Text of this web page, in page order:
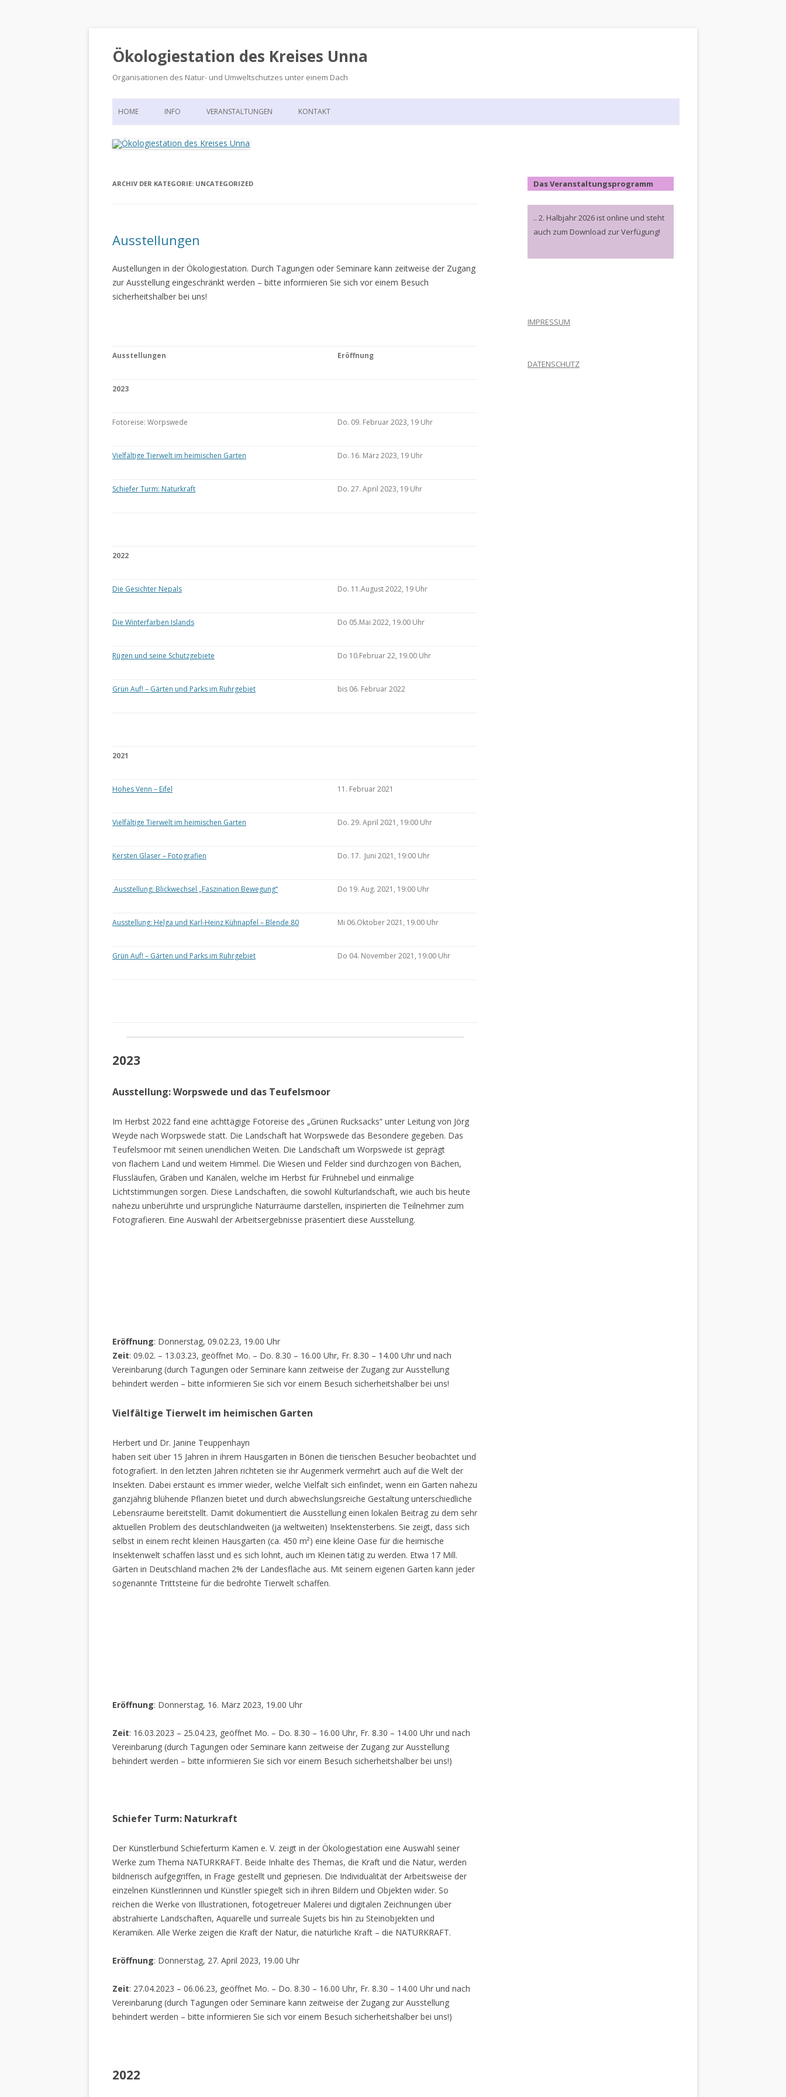
Ökologiestation des Kreises Unna
Organisationen des Natur- und Umweltschutzes unter einem Dach
Zum
HOME INFO VERANSTALTUNGEN KONTAKT
ARCHIV DER KATEGORIE: UNCATEGORIZED
Ausstellungen
Austellungen in der Ökologiestation. Durch Tagungen oder Seminare kann zeitweise der Zugang
zur Ausstellung eingeschränkt werden – bitte informieren Sie sich vor einem Besuch
sicherheitshalber bei uns!
Ausstellungen Eröffnung
2023
Fotoreise: Worpswede Do. 09. Februar 2023, 19 Uhr
Vielfältige Tierwelt im heimischen Garten Do. 16. März 2023, 19 Uhr
Schiefer Turm: Naturkraft Do. 27. April 2023, 19 Uhr
2022
Die Gesichter Nepals Do. 11.August 2022, 19 Uhr
Die Winterfarben Islands Do 05.Mai 2022, 19.00 Uhr
Rügen und seine Schutzgebiete Do 10.Februar 22, 19.00 Uhr
Grün Auf! – Gärten und Parks im Ruhrgebiet bis 06. Februar 2022
2021
Hohes Venn – Eifel 11. Februar 2021
Vielfältige Tierwelt im heimischen Garten Do. 29. April 2021, 19:00 Uhr
Kersten Glaser – Fotografien Do. 17. Juni 2021, 19:00 Uhr
Ausstellung: Blickwechsel „Faszination Bewegung“ Do 19. Aug. 2021, 19:00 Uhr
Ausstellung: Helga und Karl-Heinz Kühnapfel – Blende 80 Mi 06.Oktober 2021, 19.00 Uhr
Grün Auf! – Gärten und Parks im Ruhrgebiet Do 04. November 2021, 19:00 Uhr
2023
Ausstellung: Worpswede und das Teufelsmoor
Im Herbst 2022 fand eine achttägige Fotoreise des „Grünen Rucksacks“ unter Leitung von Jörg
Weyde nach Worpswede statt. Die Landschaft hat Worpswede das Besondere gegeben. Das
Teufelsmoor mit seinen unendlichen Weiten. Die Landschaft um Worpswede ist geprägt
von flachem Land und weitem Himmel. Die Wiesen und Felder sind durchzogen von Bächen,
Flussläufen, Gräben und Kanälen, welche im Herbst für Frühnebel und einmalige
Lichtstimmungen sorgen. Diese Landschaften, die sowohl Kulturlandschaft, wie auch bis heute
nahezu unberührte und ursprüngliche Naturräume darstellen, inspirierten die Teilnehmer zum
Fotografieren. Eine Auswahl der Arbeitsergebnisse präsentiert diese Ausstellung.
Eröffnung: Donnerstag, 09.02.23, 19.00 Uhr
Zeit: 09.02. – 13.03.23, geöffnet Mo. – Do. 8.30 – 16.00 Uhr, Fr. 8.30 – 14.00 Uhr und nach
Vereinbarung (durch Tagungen oder Seminare kann zeitweise der Zugang zur Ausstellung
behindert werden – bitte informieren Sie sich vor einem Besuch sicherheitshalber bei uns!
Vielfältige Tierwelt im heimischen Garten
Herbert und Dr. Janine Teuppenhayn
haben seit über 15 Jahren in ihrem Hausgarten in Bönen die tierischen Besucher beobachtet und
fotografiert. In den letzten Jahren richteten sie ihr Augenmerk vermehrt auch auf die Welt der
Insekten. Dabei erstaunt es immer wieder, welche Vielfalt sich einfindet, wenn ein Garten nahezu
ganzjährig blühende Pflanzen bietet und durch abwechslungsreiche Gestaltung unterschiedliche
Lebensräume bereitstellt. Damit dokumentiert die Ausstellung einen lokalen Beitrag zu dem sehr
aktuellen Problem des deutschlandweiten (ja weltweiten) Insektensterbens. Sie zeigt, dass sich
selbst in einem recht kleinen Hausgarten (ca. 450 m²) eine kleine Oase für die heimische
Insektenwelt schaffen lässt und es sich lohnt, auch im Kleinen tätig zu werden. Etwa 17 Mill.
Gärten in Deutschland machen 2% der Landesfläche aus. Mit seinem eigenen Garten kann jeder
sogenannte Trittsteine für die bedrohte Tierwelt schaffen.
Eröffnung: Donnerstag, 16. März 2023, 19.00 Uhr
Zeit: 16.03.2023 – 25.04.23, geöffnet Mo. – Do. 8.30 – 16.00 Uhr, Fr. 8.30 – 14.00 Uhr und nach
Vereinbarung (durch Tagungen oder Seminare kann zeitweise der Zugang zur Ausstellung
behindert werden – bitte informieren Sie sich vor einem Besuch sicherheitshalber bei uns!)
Schiefer Turm: Naturkraft
Der Künstlerbund Schieferturm Kamen e. V. zeigt in der Ökologiestation eine Auswahl seiner
Werke zum Thema NATURKRAFT. Beide Inhalte des Themas, die Kraft und die Natur, werden
bildnerisch aufgegriffen, in Frage gestellt und gepriesen. Die Individualität der Arbeitsweise der
einzelnen Künstlerinnen und Künstler spiegelt sich in ihren Bildern und Objekten wider. So
reichen die Werke von Illustrationen, fotogetreuer Malerei und digitalen Zeichnungen über
abstrahierte Landschaften, Aquarelle und surreale Sujets bis hin zu Steinobjekten und
Keramiken. Alle Werke zeigen die Kraft der Natur, die natürliche Kraft – die NATURKRAFT.
Eröffnung: Donnerstag, 27. April 2023, 19.00 Uhr
Zeit: 27.04.2023 – 06.06.23, geöffnet Mo. – Do. 8.30 – 16.00 Uhr, Fr. 8.30 – 14.00 Uhr und nach
Vereinbarung (durch Tagungen oder Seminare kann zeitweise der Zugang zur Ausstellung
behindert werden – bitte informieren Sie sich vor einem Besuch sicherheitshalber bei uns!)
2022
Das Veranstaltungsprogramm
.. 2. Halbjahr 2026 ist online und steht
auch zum Download zur Verfügung!
IMPRESSUM
DATENSCHUTZ